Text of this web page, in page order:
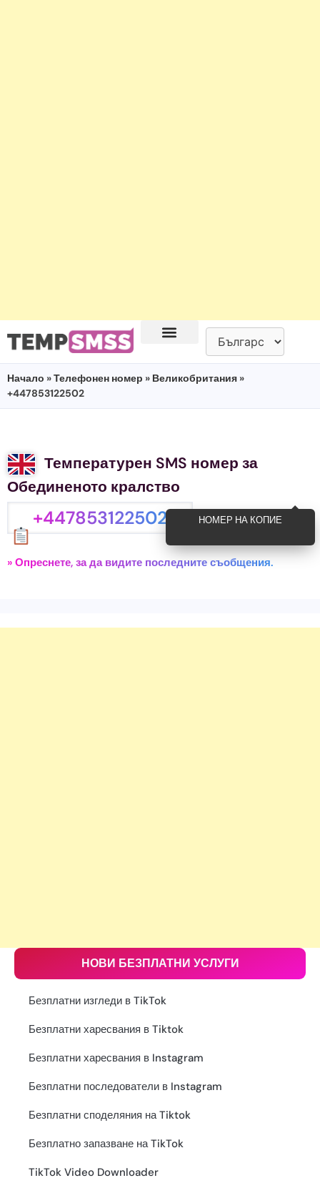
Начало »Телефонен номер » Великобритания »
+447853122502
Температурен SMS номер за
Обединеното кралство
+447853122502 НОМЕР НА КОПИЕ
» Опреснете, за да видите последните съобщения.
НОВИ БЕЗПЛАТНИ УСЛУГИ
Безплатни изгледи в TikTok
Безплатни харесвания в Tiktok
Безплатни харесвания в Instagram
Безплатни последователи в Instagram
Безплатни споделяния на Tiktok
Безплатно запазване на TikTok
TikTok Video Downloader